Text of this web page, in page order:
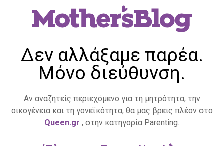
Δεν αλλάξαμε παρέα.
Μόνο διεύθυνση.
Αν αναζητείς περιεχόμενο για τη μητρότητα, την
οικογένεια και τη γονεϊκότητα, θα μας βρεις πλέον στο
Queen.gr , στην κατηγορία Parenting.